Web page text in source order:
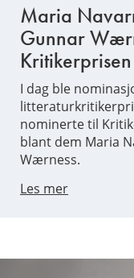
Maria
Gunnar
I dag ble
nominerte til
blant dem Maria
Wærness.
Les mer